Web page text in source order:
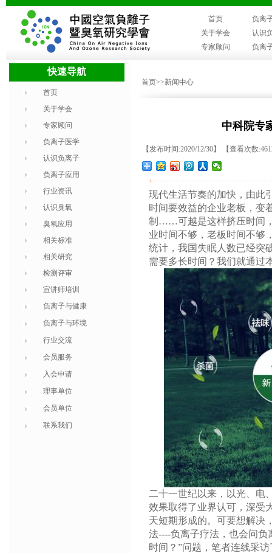
首页
负离
关于学会
认识
专家顾问
负离
快速导航
首页
关于学会
专家顾问
负离子医学
认识负离子
负离子应用
行业资讯
认识臭氧
臭氧应用
相关标准
相关研究
检测评审
宣讲师培训
负离子与健康
负离子与环境
行业交流
会员服务
入会申请
理事单位
会员单位
联系我们
首页>>新闻中心
中科院专
【发布时间:2020/12/30】 【查看次数
+
现代生活节奏的加快，由此
时间要效益的企业老板，变
制……可越是这样挤压时间
业时间不够，老板时间不够
统计，我国失眠人数已经突
需要多长时间？我们就通过
二十一世纪以来，以光、电
效果取得了业界认可，深受
天短期形成的。可要想解决
法----负离子疗法，也会问
时间？”问题，笔者连线采